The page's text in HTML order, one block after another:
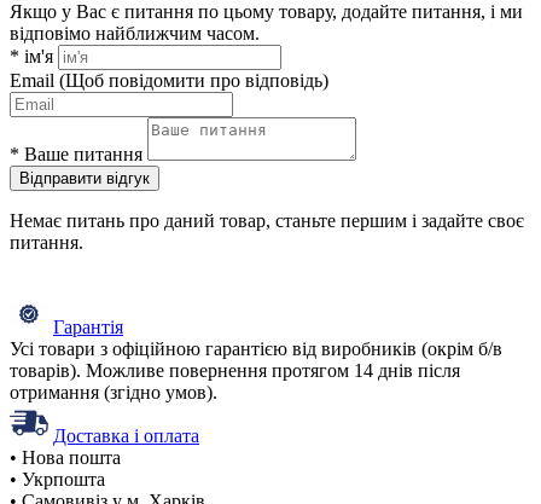
Якщо у Вас є питання по цьому товару, додайте питання, і ми
відповімо найближчим часом.
* ім'я
Email (Щоб повідомити про відповідь)
* Ваше питання
Відправити відгук
Немає питань про даний товар, станьте першим і задайте своє
питання.
Гарантія
Усі товари з офіційною гарантією від виробників (окрім б/в
товарів). Можливе повернення протягом 14 днів після
отримання (згідно умов).
Доставка і оплата
• Нова пошта
• Укрпошта